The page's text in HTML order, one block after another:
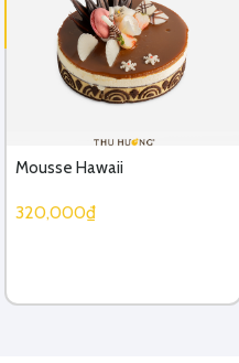
Mousse Hawaii
320,000₫